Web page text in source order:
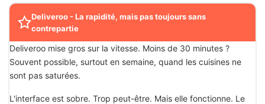
Deliveroo - La rapidité, mais pas toujours sans
contrepartie
Deliveroo mise gros sur la vitesse. Moins de 30 minutes ?
Souvent possible, surtout en semaine, quand les cuisines ne
sont pas saturées.
L'interface est sobre. Trop peut-être. Mais elle fonctionne. Le